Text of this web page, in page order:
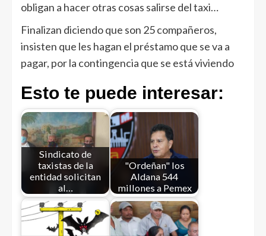
obligan a hacer otras cosas salirse del taxi…
Finalizan diciendo que son 25 compañeros,
insisten que les hagan el préstamo que se va a
pagar, por la contingencia que se está viviendo
Esto te puede interesar:
Sindicato de
taxistas de la
entidad solicitan
al…
"Ordeñan" los
Aldana 544
millones a Pemex